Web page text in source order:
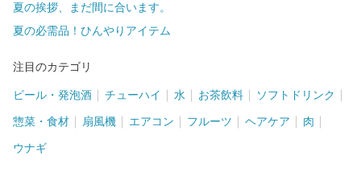
夏の挨拶、まだ間に合います。
夏の必需品！ひんやりアイテム
注目のカテゴリ
ビール・発泡酒 チューハイ 水 お茶飲料 ソフトドリンク
惣菜・食材 扇風機 エアコン フルーツ ヘアケア 肉
ウナギ